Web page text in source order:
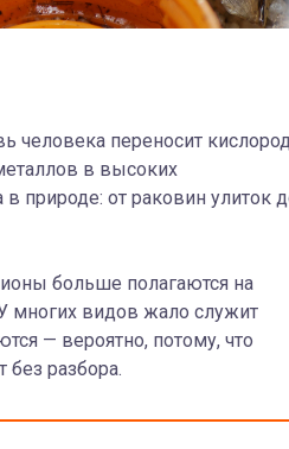
переносит
в высоких
природе: от раковин улиток
больше полагаются на
многих видов жало служит
— вероятно, потому, что
без разбора.